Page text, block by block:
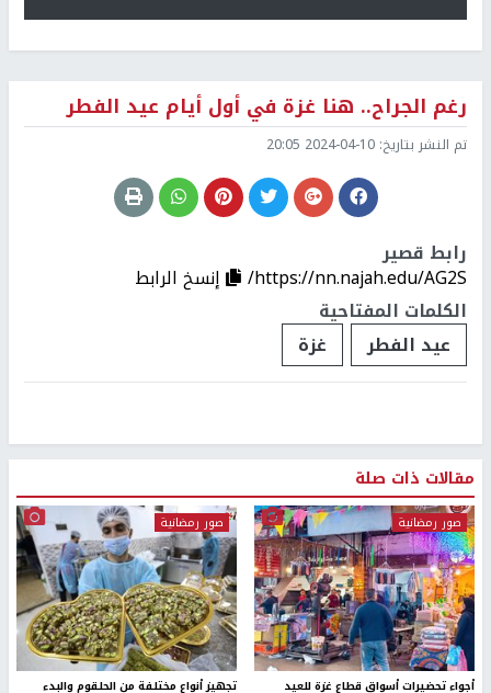
رغم الجراح.. هنا غزة في أول أيام عيد الفطر
تم النشر بتاريخ: 2024-04-10 20:05
رابط قصير
https://nn.najah.edu/AG2S/
إنسخ الرابط
الكلمات المفتاحية
عيد الفطر
غزة
مقالات ذات صلة
صور رمضانية
أجواء تحضيرات أسواق قطاع غزة للعيد
صور رمضانية
تجهيز أنواع مختلفة من الحلقوم والبدء